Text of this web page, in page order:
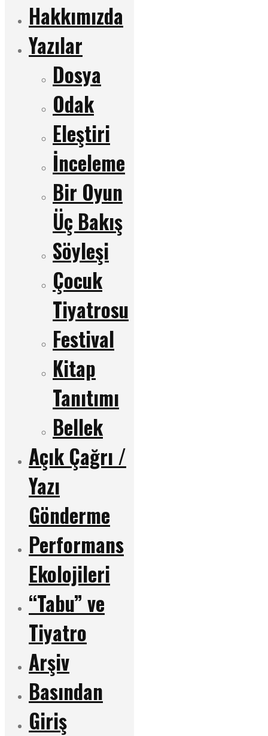
Hakkımızda
Yazılar
Dosya
Odak
Eleştiri
İnceleme
Bir Oyun
Üç Bakış
Söyleşi
Çocuk
Tiyatrosu
Festival
Kitap
Tanıtımı
Bellek
Açık Çağrı /
Yazı
Gönderme
Performans
Ekolojileri
“Tabu” ve
Tiyatro
Arşiv
Basından
Giriş